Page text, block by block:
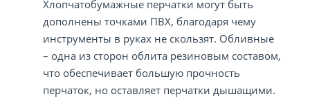
Хлопчатобумажные перчатки могут быть
дополнены точками ПВХ, благодаря чему
инструменты в руках не скользят. Обливные
– одна из сторон облита резиновым составом,
что обеспечивает большую прочность
перчаток, но оставляет перчатки дышащими.